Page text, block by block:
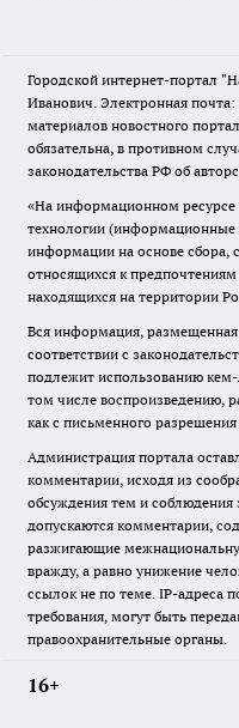
Городской интернет-портал
Иванович. Электронная
материалов новостного
обязательна, в противном
законодательства РФ об
«На информационном
технологии (информационные
информации на основе сбора,
относящихся к
находящихся на территории
Вся информация, размещенная
соответствии с
подлежит использованию
том числе воспроизведению,
как с письменного
Администрация портала
комментарии, исходя из
обсуждения тем и соблюдения
допускаются комментарии,
разжигающие
вражду, а равно унижение
ссылок не по теме. IP-адреса
требования, могут быть
правоохранительные органы.
16+